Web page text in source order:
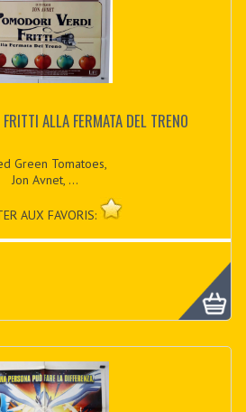
ALLA FERMATA DEL TRENO
Green Tomatoes,
Jon Avnet, ...
AUX FAVORIS: